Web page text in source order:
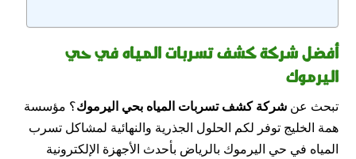
أفضل شركة كشف تسربات المياه في حي
اليرموك
تبحث عن شركة كشف تسربات المياه بحي اليرموك؟ مؤسسة
همة الخليج توفر لكم الحلول الجذرية والنهائية لمشاكل تسرب
المياه في حي اليرموك بالرياض بأحدث الأجهزة الإلكترونية